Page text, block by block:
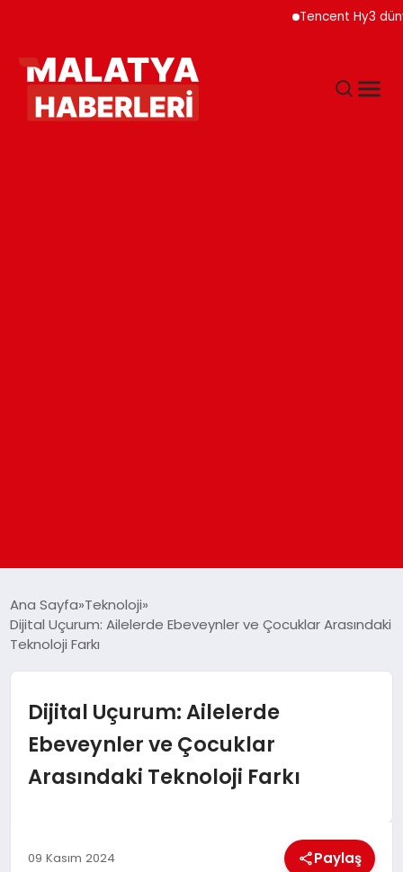
Tencent Hy3 dünya
GÜNDEM
DÜNYA
EĞITIM
MAGAZIN
Ana Sayfa Teknoloji
Dijital Uçurum: Ailelerde Ebeveynler ve Çocuklar Arasındaki
Teknoloji Farkı
Dijital Uçurum: Ailelerde
Ebeveynler ve Çocuklar
Arasındaki Teknoloji Farkı
09 Kasım 2024 Paylaş